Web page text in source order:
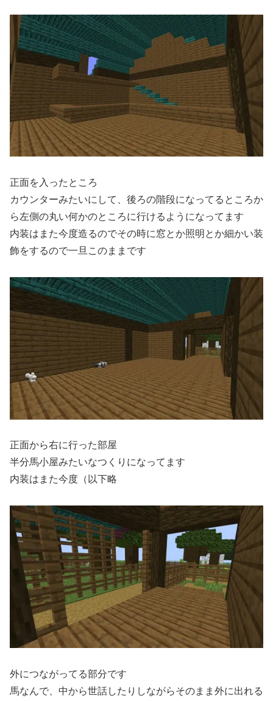
正面を入ったところ
カウンターみたいにして、後ろの階段になってるところか
ら左側の丸い何かのところに行けるようになってます
内装はまた今度造るのでその時に窓とか照明とか細かい装
飾をするので一旦このままです
正面から右に行った部屋
半分馬小屋みたいなつくりになってます
内装はまた今度（以下略
外につながってる部分です
馬なんで、中から世話したりしながらそのまま外に出れる